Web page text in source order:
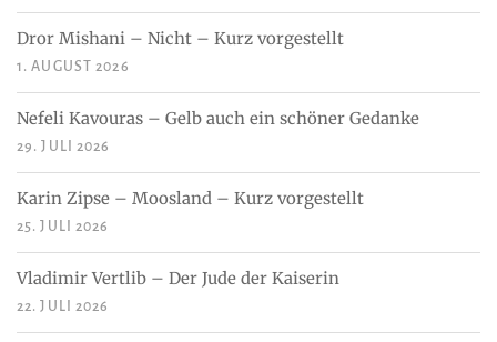
Dror Mishani – Nicht – Kurz vorgestellt
1. AUGUST 2026
Nefeli Kavouras – Gelb auch ein schöner Gedanke
29. JULI 2026
Karin Zipse – Moosland – Kurz vorgestellt
25. JULI 2026
Vladimir Vertlib – Der Jude der Kaiserin
22. JULI 2026